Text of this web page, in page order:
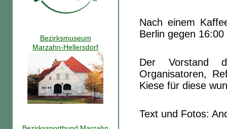
Nach einem
Berlin gegen
Der Vorstand
Organisatoren,
Kiese für diese
Text und Fotos:
Bezirksmuseum
Marzahn-Hellersdorf